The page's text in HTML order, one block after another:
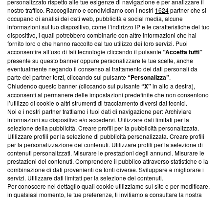
News, sui nostri processi editoriali e su come ci impegniamo a
creare news di qualità. Inoltre, afferma la nostra aderenza a
‘Trust Project - News with Integrity’Blasting News non è
ancora membro del programma, ma ha richiesto di farne
parte; Trust Project non ha ancora effettuato una verifica di
conformità agli standard.
Su di noi
Team editoriale
Corporate
Redazione
Informativa Privacy
Cookie Policy
Blasting SA, IDI CHE-247.845.224, Via Carlo Frasca, 3 - 6900
Lugano (Svizzera) Tel:+39 0690258937
personalizzato rispetto alle tue esigenze di navigazione e per analizzare il
nostro traffico. Raccogliamo e condividiamo con i nostri 1624partner che si
occupano di analisi dei dati web, pubblicità e social media, alcune
informazioni sul tuo dispositivo, come l’indirizzo IP e le caratteristiche del tuo
dispositivo, i quali potrebbero combinarle con altre informazioni che hai
fornito loro o che hanno raccolto dal tuo utilizzo dei loro servizi. Puoi
acconsentire all’uso di tali tecnologie cliccando il pulsante“Accetta tutti”
presente su questo banner oppure personalizzare le tue scelte, anche
eventualmente negando il consenso al trattamento dei dati personali da
parte dei partner terzi, cliccando sul pulsante“Personalizza”.
Chiudendo questo banner (cliccando sul pulsante“X”in alto a destra),
acconsenti al permanere delle impostazioni predefinite che non consentono
l’utilizzo di cookie o altri strumenti di tracciamento diversi dai tecnici.
Noi e i nostri partner trattiamo i tuoi dati di navigazione per: Archiviare
informazioni su dispositivo e/o accedervi. Utilizzare dati limitati per la
selezione della pubblicità. Creare profili per la pubblicità personalizzata.
Utilizzare profili per la selezione di pubblicità personalizzata. Creare profili
per la personalizzazione dei contenuti. Utilizzare profili per la selezione di
contenuti personalizzati. Misurare le prestazioni degli annunci. Misurare le
prestazioni dei contenuti. Comprendere il pubblico attraverso statistiche o la
combinazione di dati provenienti da fonti diverse. Sviluppare e migliorare i
servizi. Utilizzare dati limitati per la selezione dei contenuti.
Per conoscere nel dettaglio quali cookie utilizziamo sul sito e per modificare,
in qualsiasi momento, le tue preferenze, ti invitiamo a consultare la nostra